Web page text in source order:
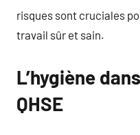
risques sont cruciales
travail sûr et sain.
L’hygiène
QHSE